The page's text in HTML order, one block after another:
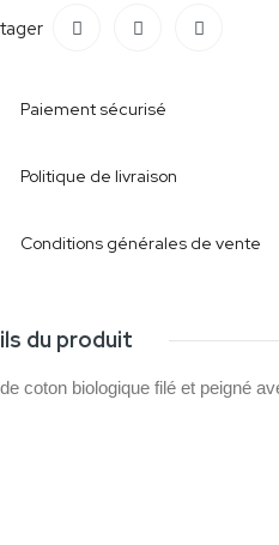
Paiement sécurisé
Politique de livraison
Conditions générales de vente
du produit
coton biologique filé et peigné